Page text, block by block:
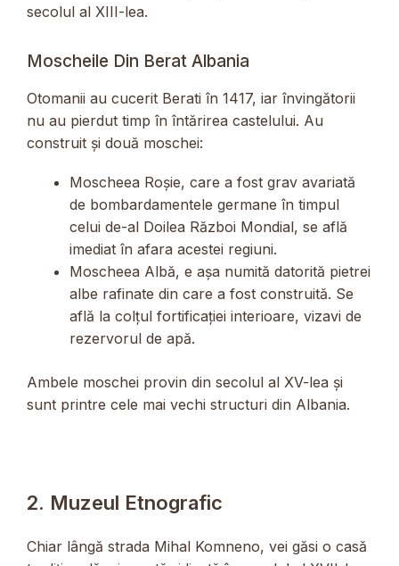
secolul al XIII-lea.
Moscheile Din Berat Albania
Otomanii au cucerit Berati în 1417, iar învingătorii
nu au pierdut timp în întărirea castelului. Au
construit și două moschei:
Moscheea Roșie, care a fost grav avariată
de bombardamentele germane în timpul
celui de-al Doilea Război Mondial, se află
imediat în afara acestei regiuni.
Moscheea Albă, e așa numită datorită pietrei
albe rafinate din care a fost construită. Se
află la colțul fortificației interioare, vizavi de
rezervorul de apă.
Ambele moschei provin din secolul al XV-lea și
sunt printre cele mai vechi structuri din Albania.
2. Muzeul Etnografic
Chiar lângă strada Mihal Komneno, vei găsi o casă